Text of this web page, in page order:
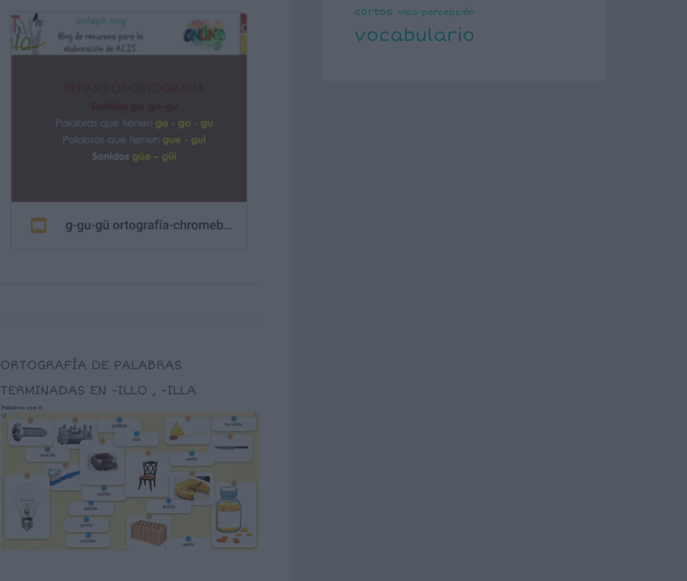
ORTOGRAFÍA DE PALABRAS
TERMINADAS EN -ILLO , -ILLA
cortos
viso-percepción
vocabulario